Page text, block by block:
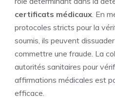
certificats médicaux . En
protocoles stricts pour la
soumis, ils peuvent
commettre une fraude. La
autorités sanitaires pour
affirmations médicales est
efficace.